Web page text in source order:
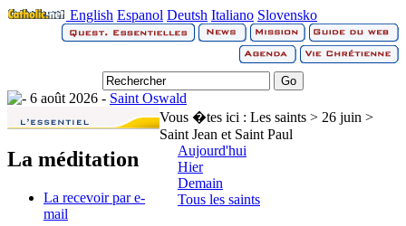
English Espanol Deutsh Italiano Slovensko
6 août 2026 - Saint Oswald
La méditation
La recevoir par e-
mail
Vous �tes ici : Les saints > 26 juin >
Saint Jean et Saint Paul
Aujourd'hui
Hier
Demain
Tous les saints